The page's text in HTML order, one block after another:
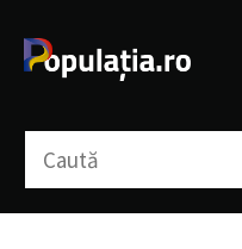
conținut